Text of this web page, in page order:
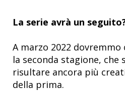
La serie avrà un
A marzo 2022
la seconda stagione, che
risultare ancora più
della prima.